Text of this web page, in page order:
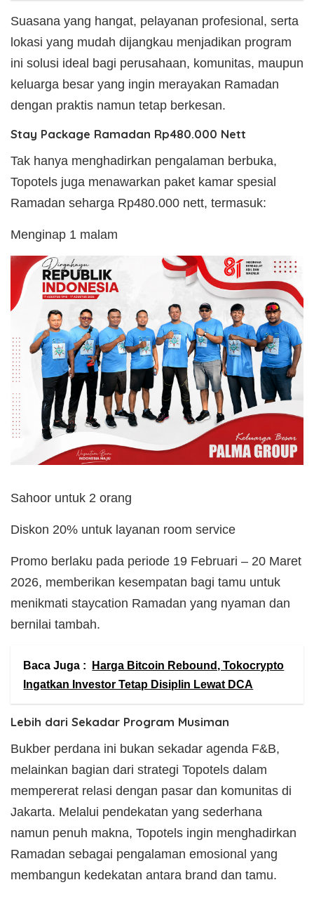
Suasana yang hangat, pelayanan profesional, serta
lokasi yang mudah dijangkau menjadikan program
ini solusi ideal bagi perusahaan, komunitas, maupun
keluarga besar yang ingin merayakan Ramadan
dengan praktis namun tetap berkesan.
Stay Package Ramadan Rp480.000 Nett
Tak hanya menghadirkan pengalaman berbuka,
Topotels juga menawarkan paket kamar spesial
Ramadan seharga Rp480.000 nett, termasuk:
Menginap 1 malam
Sahoor untuk 2 orang
Diskon 20% untuk layanan room service
Promo berlaku pada periode 19 Februari – 20 Maret
2026, memberikan kesempatan bagi tamu untuk
menikmati staycation Ramadan yang nyaman dan
bernilai tambah.
Baca Juga :
Harga Bitcoin Rebound, Tokocrypto
Ingatkan Investor Tetap Disiplin Lewat DCA
Lebih dari Sekadar Program Musiman
Bukber perdana ini bukan sekadar agenda F&B,
melainkan bagian dari strategi Topotels dalam
mempererat relasi dengan pasar dan komunitas di
Jakarta. Melalui pendekatan yang sederhana
namun penuh makna, Topotels ingin menghadirkan
Ramadan sebagai pengalaman emosional yang
membangun kedekatan antara brand dan tamu.